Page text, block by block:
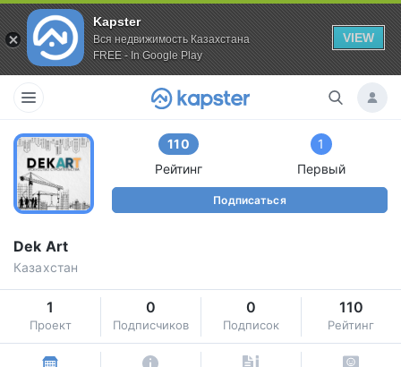
Kapster
Вся недвижимость Казахстана
FREE - In Google Play
VIEW
110
Рейтинг
1
Первый
Подписаться
Dek Art
Казахстан
1
Проект
0
Подписчиков
0
Подписок
110
Рейтинг